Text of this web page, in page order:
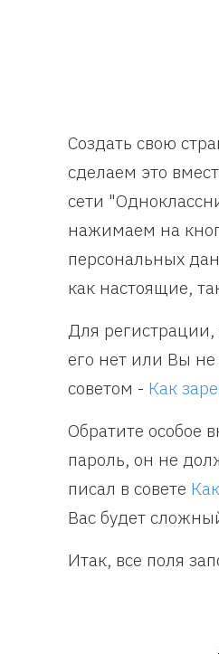
Создать свою
сделаем это
сети
нажимаем на
персональных
как настоящие,
Для регистрации,
его нет или Вы не
советом - Как
Обратите особое
пароль, он не
писал в совете
Вас будет
Итак, все поля